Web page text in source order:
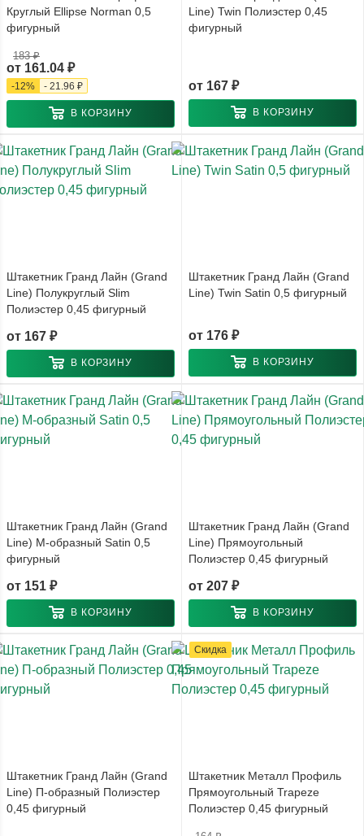
Круглый Ellipse Norman 0,5
фигурный
от 161.04 ₽
183 ₽
-12% - 21.96 ₽
В КОРЗИНУ
Line) Twin Полиэстер 0,45
фигурный
от 167 ₽
В КОРЗИНУ
Штакетник Гранд Лайн (Grand
Line) Полукруглый Slim
Полиэстер 0,45 фигурный
от 167 ₽
В КОРЗИНУ
Штакетник Гранд Лайн (Grand
Line) Twin Satin 0,5 фигурный
от 176 ₽
В КОРЗИНУ
Штакетник Гранд Лайн (Grand
Line) М-образный Satin 0,5
фигурный
от 151 ₽
В КОРЗИНУ
Штакетник Гранд Лайн (Grand
Line) Прямоугольный
Полиэстер 0,45 фигурный
от 207 ₽
В КОРЗИНУ
Штакетник Гранд Лайн (Grand
Line) П-образный Полиэстер
0,45 фигурный
Скидка
Штакетник Металл Профиль
Прямоугольный Trapeze
Полиэстер 0,45 фигурный